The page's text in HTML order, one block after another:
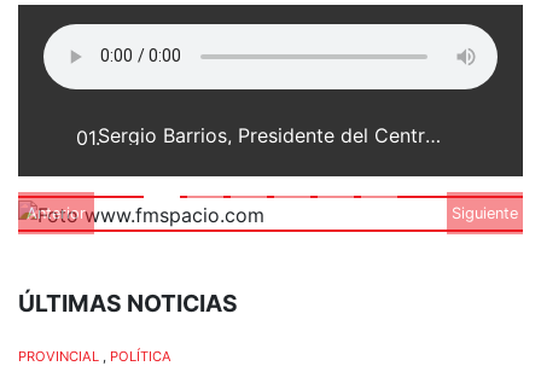
01. Sergio Barrios, Presidente del Centro Regional de Industria y Comercio de Franck
Anterior Siguiente
ÚLTIMAS NOTICIAS
PROVINCIAL POLÍTICA